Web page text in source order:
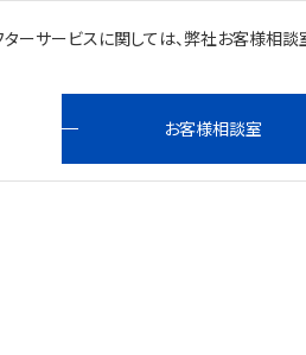
ーサービスに関しては、弊社お客様相談
お客様相談室